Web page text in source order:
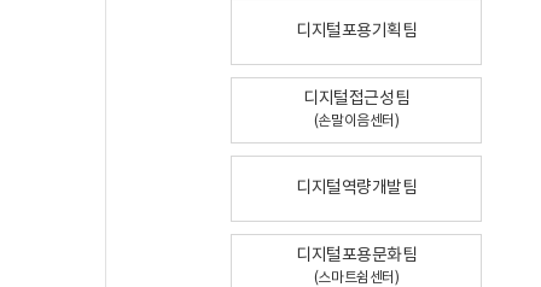
디지털포용기획팀
디지털접근성팀
(손말이음센터)
디지털역량개발팀
디지털포용문화팀
(스마트쉼센터)